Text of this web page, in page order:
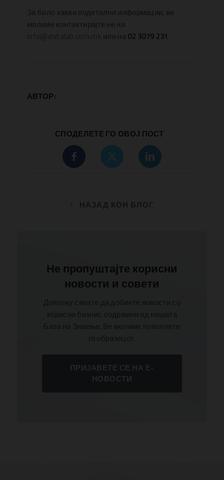
За било какви подетални информации, ве
молиме контактирајте не на
info@datalab.com.mk или на02 3079 231 .
АВТОР:
СПОДЕЛЕТЕ ГО ОВОЈ ПОСТ
Не пропуштајте корисни
новости и совети
ПРИЈАВЕТЕ СЕ НА Е-
НОВОСТИ